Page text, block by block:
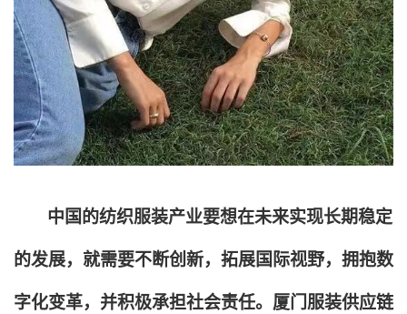
中国的纺织服装产业要想在未来实现长期稳定
的发展，就需要不断创新，拓展国际视野，拥抱数
字化变革，并积极承担社会责任。厦门服装供应链